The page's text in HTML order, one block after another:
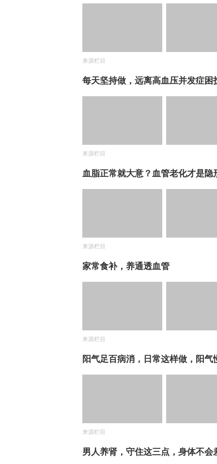
来源栏目
每天坚持做，远离高血压并发症困
来源栏目
血脂正常就大意？血管老化才是隐
来源栏目
家常食补，养通透血管
来源栏目
阳气足百病消，日常这样做，阳气
来源栏目
男人养肾，守住这三点，身体不会